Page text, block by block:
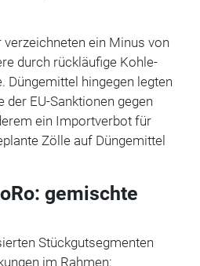
ein Minus von
durch rückläufige Kohle-
Düngemittel hingegen legten
der EU-Sanktionen gegen
ein Importverbot für
Zölle auf Düngemittel
gemischte
Stückgutsegmenten
im Rahmen: